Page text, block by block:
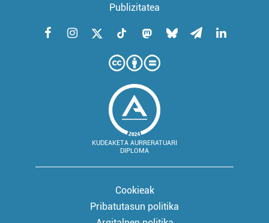
Publizitatea
KUDEAKETA AURRERATUARI
DIPLOMA
Cookieak
Pribatutasun politika